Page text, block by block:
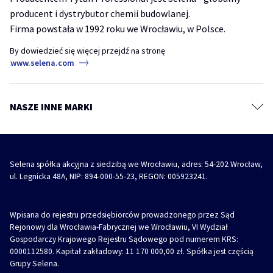
TYTAN Academy
TYTAN Industry
Diizocyjaniany
Folie, membrany, taśmy, kleje
Kotwy chemiczne
Farby, grunty i masy szpachlowe
Impregnaty, kity i szpachlówki do drewna
Środki ochronne i czyszczące
Pęknięcia, ubytki i szczeliny – jak prawidłowo przygotować ściany do
malowania?
piana piana montażowa revo 360
producent i dystrybutor chemii budowlanej.
Firma powstała w 1992 roku we Wrocławiu, w Polsce.
By dowiedzieć się więcej przejdź na stronę
www.selena.com
NASZE INNE MARKI
Selena spółka akcyjna z siedzibą we Wrocławiu, adres: 54-202 Wrocław,
ul. Legnicka 48A, NIP: 894-000-55-23, REGON: 005923241.
Wpisana do rejestru przedsiębiorców prowadzonego przez Sąd
Rejonowy dla Wrocławia-Fabrycznej we Wrocławiu, VI Wydział
Gospodarczy Krajowego Rejestru Sądowego pod numerem KRS:
0000112580. Kapitał zakładowy: 11 170 000,00 zł. Spółka jest częścią
Grupy Selena.